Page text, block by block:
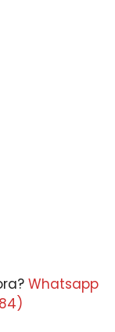
Whatsapp